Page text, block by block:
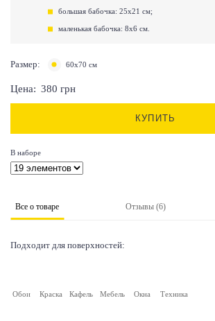
большая бабочка: 25х21 см;
маленькая бабочка: 8х6 см.
Размер: 60х70 см
Цена: 380 грн
КУПИТЬ
В наборе
Все о товаре Отзывы (6)
Подходит для поверхностей:
Обои Краска Кафель Мебель Окна Техника